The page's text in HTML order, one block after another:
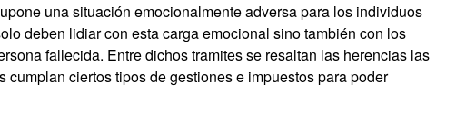
una situación emocionalmente adversa para los individuos
deben lidiar con esta carga emocional sino también con los
fallecida. Entre dichos tramites se resaltan las herencias las
cumplan ciertos tipos de gestiones e impuestos para poder